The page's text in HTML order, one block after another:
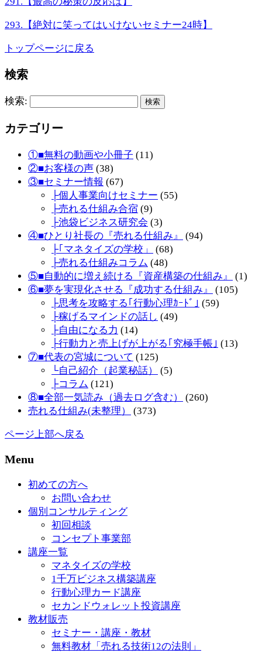
293.【絶対に笑ってはいけないセミナー24時】
トップページに戻る
検索
検索:
カテゴリー
①■無料の動画や小冊子 (11)
②■お客様の声 (38)
③■セミナー情報 (67)
├個人事業向けセミナー (55)
├売れる仕組み合宿 (9)
├池袋ビジネス研究会 (3)
④■ひとり社長の『売れる仕組み』
(94)
├｢マネタイズの学校」
(68)
├売れる仕組みコラム (48)
⑤■自動的に増え続ける『資産構築の仕組み』
(1)
⑥■夢を実現化させる『成功する仕組み』
(105)
├思考を攻略する｢行動心理ｶｰﾄﾞ｣ (59)
├稼げるマインドの話し (49)
├自由になる力 (14)
├行動力と売上げが上がる｢究極手帳｣ (13)
⑦■代表の宮城について (125)
└自己紹介（起業秘話）
(5)
├コラム (121)
⑧■全部一気読み（過去ログ含む）
(260)
売れる仕組み(未整理）
(373)
ページ上部へ戻る
Menu
初めての方へ
お問い合わせ
個別コンサルティング
初回相談
コンセプト事業部
講座一覧
マネタイズの学校
1千万ビジネス構築講座
行動心理カード講座
セカンドウォレット投資講座
教材販売
セミナー・講座・教材
無料教材「売れる技術12の法則」